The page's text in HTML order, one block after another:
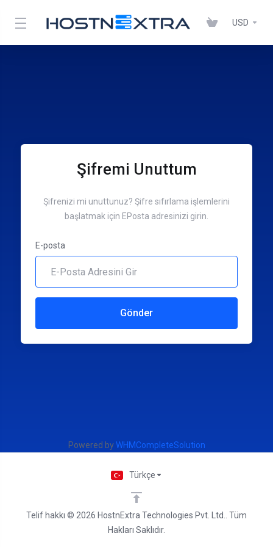
USD
Şifremi Unuttum
Şifrenizi mi unuttunuz? Şifre sıfırlama işlemlerini
başlatmak için EPosta adresinizi girin.
E-posta
Gönder
Powered byWHMCompleteSolution
Telif hakkı © 2026 HostnExtra Technologies Pvt. Ltd.. Tüm
Hakları Saklıdır.
Türkçe